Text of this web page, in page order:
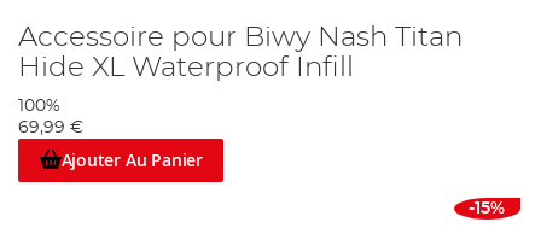
Accessoire pour Biwy Nash Titan
Hide XL Waterproof Infill
100%
69,99 €
Ajouter Au Panier
-15%